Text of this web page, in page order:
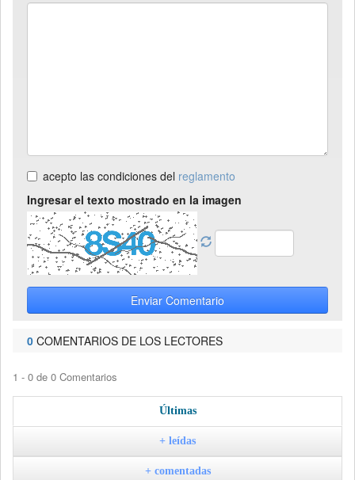
acepto las condiciones del reglamento
Ingresar el texto mostrado en la imagen
Enviar Comentario
0 COMENTARIOS DE LOS LECTORES
1 - 0 de 0 Comentarios
Últimas
+ leídas
+ comentadas